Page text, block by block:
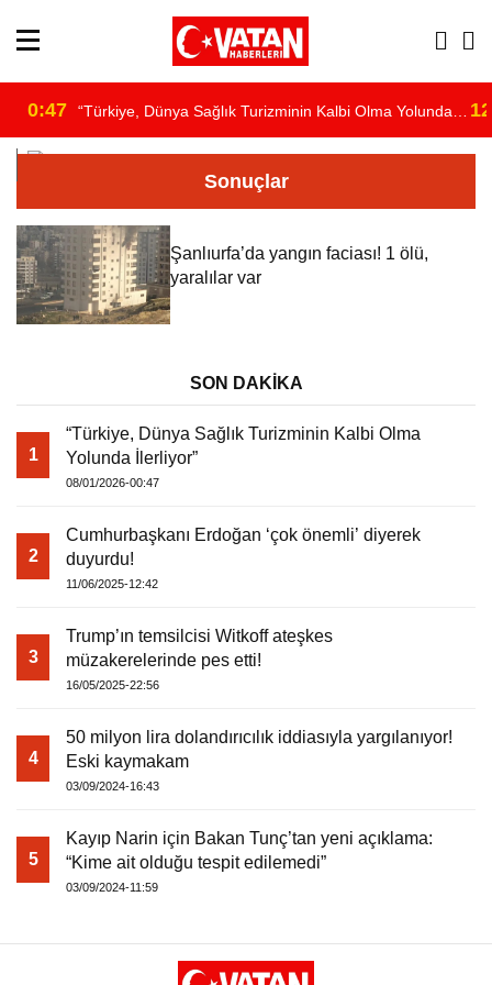
0:47 “Türkiye, Dünya Sağlık Turizminin Kalbi Olma Yolunda
havadurumu.php
on line16
alt="hava"/>
Warning : Attempt to read property
content/themes/theHaberV7/dosyalar/
Sonuçlar
Şanlıurfa’da yangın faciası! 1 ölü,
yaralılar var
SON DAKİKA
1
“Türkiye, Dünya Sağlık Turizminin Kalbi Olma
Yolunda İlerliyor”
08/01/2026-00:47
2
Cumhurbaşkanı Erdoğan ‘çok önemli’ diyerek
duyurdu!
11/06/2025-12:42
3
Trump’ın temsilcisi Witkoff ateşkes
müzakerelerinde pes etti!
16/05/2025-22:56
4
50 milyon lira dolandırıcılık iddiasıyla yargılanıyor!
Eski kaymakam
03/09/2024-16:43
5
Kayıp Narin için Bakan Tunç’tan yeni açıklama:
“Kime ait olduğu tespit edilemedi”
03/09/2024-11:59